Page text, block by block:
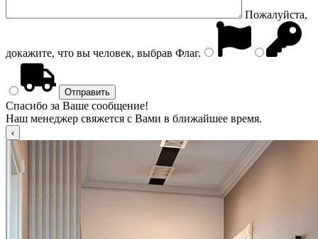
Пожалуйста,
докажите, что вы человек, выбрав Флаг.
Спасибо за Ваше сообщение!
Наш менеджер свяжется с Вами в ближайшее время.